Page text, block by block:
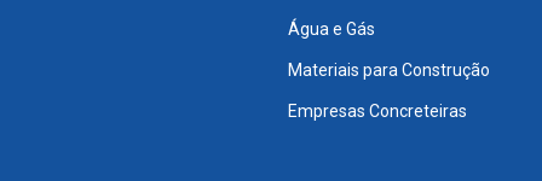
Água e Gás
Materiais para Construção
Empresas Concreteiras